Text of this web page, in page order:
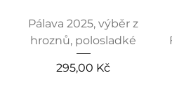
Pálava 2025, výběr z
hroznů, polosladké
Cena
295,00 Kč